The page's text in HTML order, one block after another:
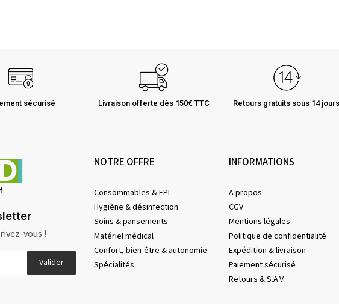
sécurisé Livraison offerte dès 150€ TTC Retours gratuits sous 14 jours
vous !
Valider
NOTRE OFFRE
Consommables & EPI
Hygiène & désinfection
Soins & pansements
Matériel médical
Confort, bien-être & autonomie
Spécialités
INFORMATIONS
A propos
CGV
Mentions légales
Politique de confidentialité
Expédition & livraison
Paiement sécurisé
Retours & S.A.V